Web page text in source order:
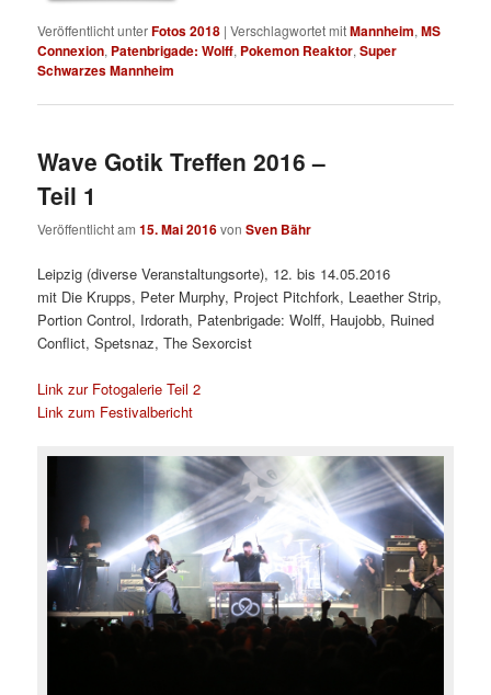
Veröffentlicht unterFotos 2018 |Verschlagwortet mitMannheim,MS
Connexion, Patenbrigade: Wolff, Pokemon Reaktor,Super
Schwarzes Mannheim
Wave Gotik Treffen 2016 –
Teil 1
Veröffentlicht am15. Mai 2016vonSven Bähr
Leipzig (diverse Veranstaltungsorte), 12. bis 14.05.2016
mit Die Krupps, Peter Murphy, Project Pitchfork, Leaether Strip,
Portion Control, Irdorath, Patenbrigade: Wolff, Haujobb, Ruined
Conflict, Spetsnaz, The Sexorcist
Link zur Fotogalerie Teil 2
Link zum Festivalbericht